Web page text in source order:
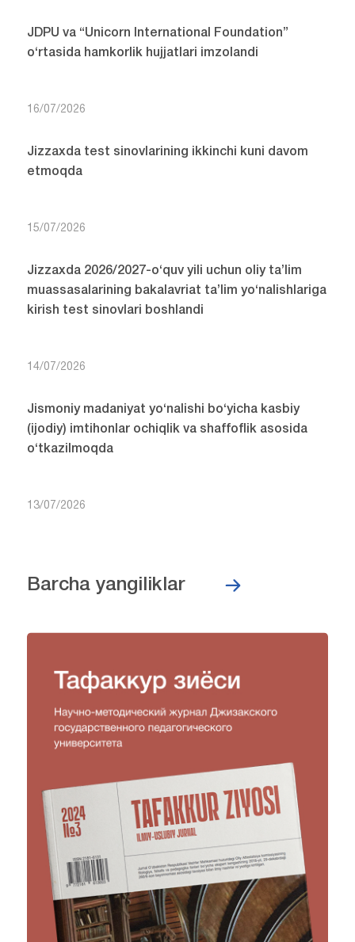
JDPU va “Unicorn International Foundation”
o‘rtasida hamkorlik hujjatlari imzolandi
16/07/2026
Jizzaxda test sinovlarining ikkinchi kuni davom
etmoqda
15/07/2026
Jizzaxda 2026/2027-o‘quv yili uchun oliy ta’lim
muassasalarining bakalavriat ta’lim yo‘nalishlariga
kirish test sinovlari boshlandi
14/07/2026
Jismoniy madaniyat yo‘nalishi bo‘yicha kasbiy
(ijodiy) imtihonlar ochiqlik va shaffoflik asosida
o‘tkazilmoqda
13/07/2026
Barcha yangiliklar